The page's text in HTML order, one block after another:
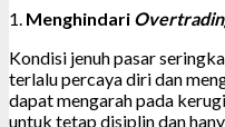
1. Menghindari
Kondisi jenuh pasar
terlalu percaya diri dan
dapat mengarah pada
untuk tetap disiplin dan